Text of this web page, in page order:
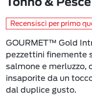
Tonno &
Recensisci per primo
GOURMET™ Gold
pezzettini finemente
salmone e merluzzo,
insaporite da un
dal duplice gusto.